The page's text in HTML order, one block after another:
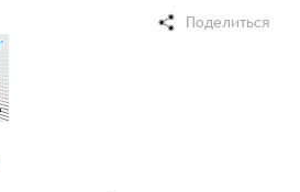
Поделиться